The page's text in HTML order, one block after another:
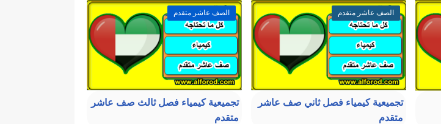
الصف عاشر متقدم
تجميعية كيمياء فصل ثاني صف عاشر
متقدم
الصف عاشر متقدم
تجميعية كيمياء فصل ثالث صف عاشر
متقدم